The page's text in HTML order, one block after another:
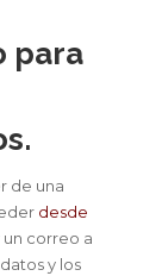
para
de una
desde
correo a
y los